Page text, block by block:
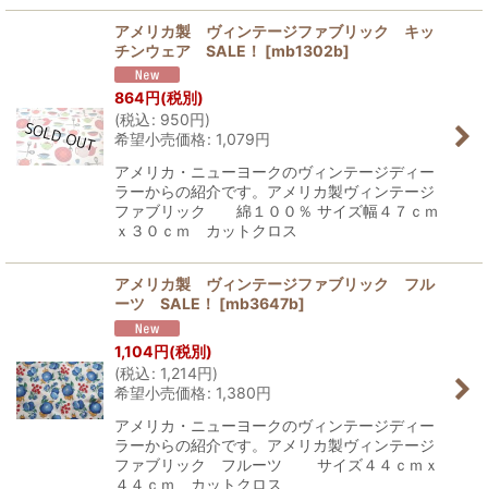
アメリカ製 ヴィンテージファブリック キッ
チンウェア SALE！ [mb1302b]
864円(税別)
(税込: 950円)
希望小売価格: 1,079円
アメリカ・ニューヨークのヴィンテージディー
ラーからの紹介です。アメリカ製ヴィンテージ
ファブリック 綿１００％ サイズ幅４７ｃｍ
ｘ３０ｃｍ カットクロス
アメリカ製 ヴィンテージファブリック フル
ーツ SALE！ [mb3647b]
1,104円(税別)
(税込: 1,214円)
希望小売価格: 1,380円
アメリカ・ニューヨークのヴィンテージディー
ラーからの紹介です。アメリカ製ヴィンテージ
ファブリック フルーツ サイズ４４ｃｍｘ
４４ｃｍ カットクロス